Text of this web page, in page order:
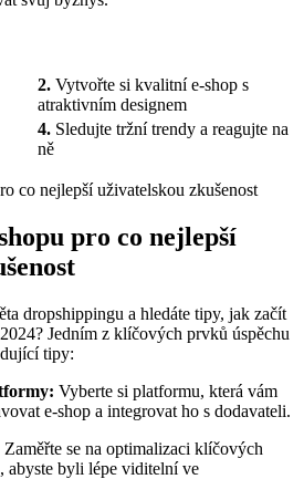
2. Vytvořte si kvalitní e-shop s
atraktivním designem
4. Sledujte tržní trendy a reagujte na
ně
pro co nejlepší
dropshippingu a hledáte tipy, jak začít
Jedním z klíčových prvků úspěchu
tipy:
Vyberte si platformu, která vám
e-shop a integrovat ho s dodavateli.
Zaměřte se na optimalizaci klíčových
abyste byli lépe viditelní ve